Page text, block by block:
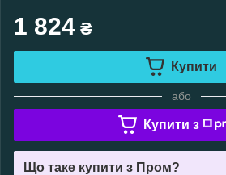
1 824 ₴
Купити
або
Купити з
Що таке купити з Пром?